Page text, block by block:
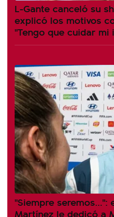
L-Gante canceló su
explicó los motivos
"Tengo que cuidar mi
"Siempre seremos...":
Martínez le dedicó a